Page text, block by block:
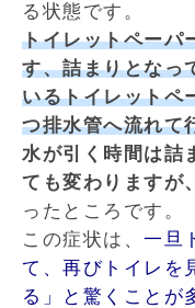
る状態です。
トイレットペーパ
す、詰まりとなっ
いるトイレットペ
つ排水管へ流れて
水が引く時間は詰
ても変わりますが
ったところです。
この症状は、 一旦
て、再びトイレを
る」と驚くことが